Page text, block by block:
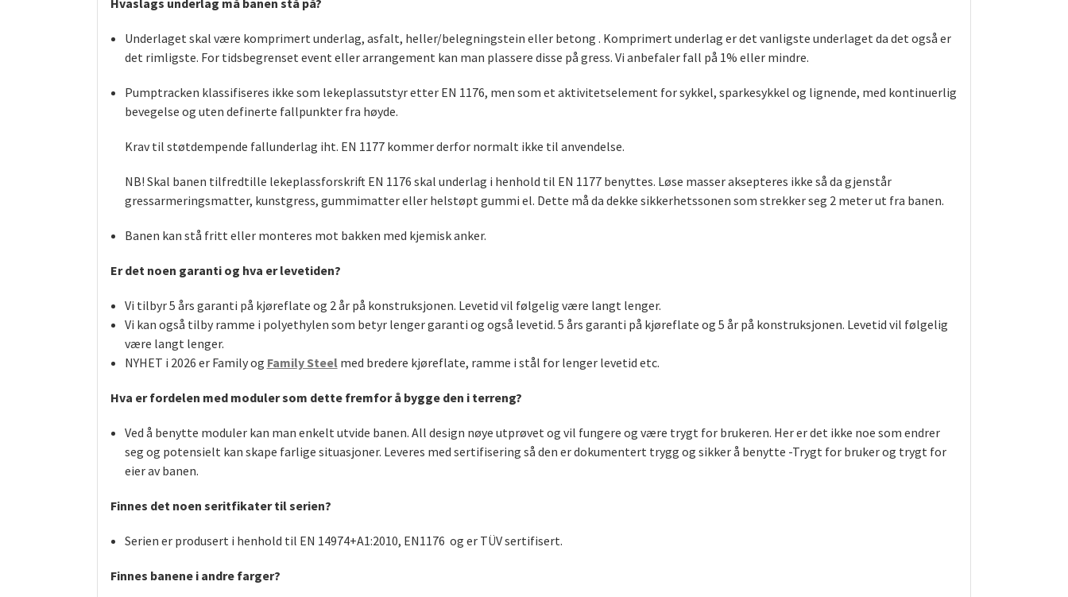
Hvaslags underlag må banen stå på?
Underlaget skal være komprimert underlag, asfalt, heller/belegningstein eller betong . Komprimert underlag er det vanligste underlaget da det også er
det rimligste. For tidsbegrenset event eller arrangement kan man plassere disse på gress. Vi anbefaler fall på 1% eller mindre.
Pumptracken klassifiseres ikke som lekeplassutstyr etter EN 1176, men som et aktivitetselement for sykkel, sparkesykkel og lignende, med kontinuerlig
bevegelse og uten definerte fallpunkter fra høyde.
Krav til støtdempende fallunderlag iht. EN 1177kommer derfor normalt ikke til anvendelse.
NB! Skal banen tilfredtille lekeplassforskrift EN 1176 skal underlag i henhold til EN 1177 benyttes. Løse masser aksepteres ikke så da gjenstår
gressarmeringsmatter, kunstgress, gummimatter eller helstøpt gummi el. Dette må da dekke sikkerhetssonen som strekker seg 2 meter ut fra banen.
Banen kan stå fritt eller monteres mot bakken med kjemisk anker.
Er det noen garanti og hva er levetiden?
Vi tilbyr 5 års garanti på kjøreflate og 2 år på konstruksjonen. Levetid vil følgelig være langt lenger.
Vi kan også tilby ramme i polyethylen som betyr lenger garanti og også levetid. 5 års garanti på kjøreflate og 5 år på konstruksjonen. Levetid vil følgelig
være langt lenger.
NYHET i 2026 er Family og Family Steelmed bredere kjøreflate, ramme i stål for lenger levetid etc.
Hva er fordelen med moduler som dette fremfor å bygge den i terreng?
Ved å benytte moduler kan man enkelt utvide banen. All design nøye utprøvet og vil fungere og være trygt for brukeren. Her er det ikke noe som endrer
seg og potensielt kan skape farlige situasjoner. Leveres med sertifisering så den er dokumentert trygg og sikker å benytte -Trygt for bruker og trygt for
eier av banen.
Finnes det noen seritfikater til serien?
Serien er produsert i henhold til EN 14974+A1:2010, EN1176 og er TÜV sertifisert.
Finnes banene i andre farger?